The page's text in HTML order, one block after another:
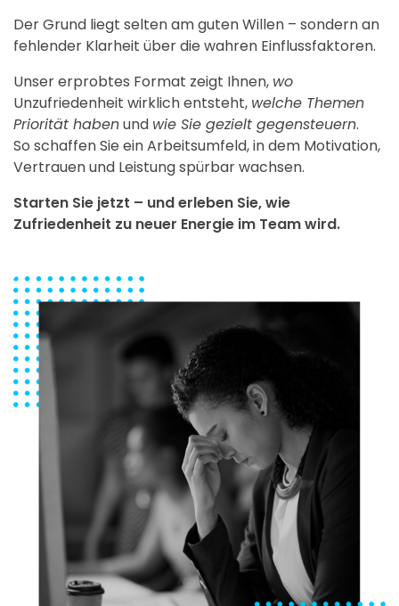
Der Grund liegt selten am guten Willen – sondern an
fehlender Klarheit über die wahren Einflussfaktoren.
Unser erprobtes Format zeigt Ihnen, wo
Unzufriedenheit wirklich entsteht, welche Themen
Priorität habenund wie Sie gezielt gegensteuern.
So schaffen Sie ein Arbeitsumfeld, in dem Motivation,
Vertrauen und Leistung spürbar wachsen.
Starten Sie jetzt – und erleben Sie, wie
Zufriedenheit zu neuer Energie im Team wird.